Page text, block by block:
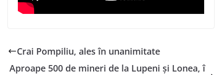
Crai Pompiliu, ales în unanimitate
Aproape 500 de mineri de la Lupeni şi Lonea, î